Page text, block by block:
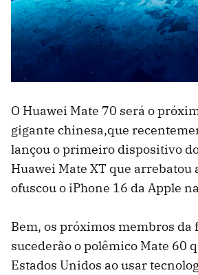
O Huawei Mate 70 será o
gigante chinesa,que
lançou o primeiro dispositivo
Huawei Mate XT que arrebatou
ofuscou o iPhone 16 da Apple
Bem, os próximos membros da
sucederão o polêmico Mate 60
Estados Unidos ao usar